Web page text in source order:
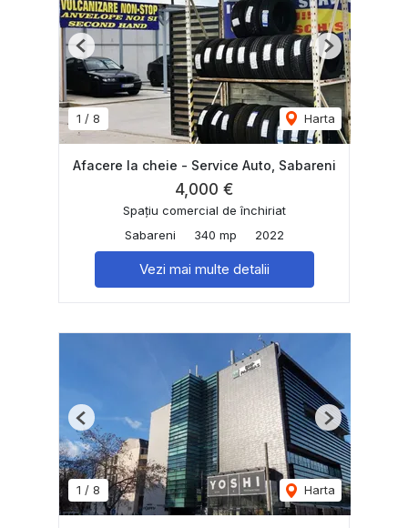
1 / 8 Harta
Previous Next
Afacere la cheie - Service Auto, Sabareni
4,000 €
Spațiu comercial de închiriat
Sabareni
340 mp 2022
Vezi mai multe detalii
1 / 8 Harta
Previous Next